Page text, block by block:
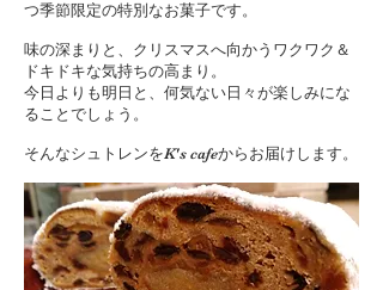
つ季節限定の特別なお菓子です。
味の深まりと、クリスマスへ向かうワクワク＆
ドキドキな気持ちの高まり。
今日よりも明日と、何気ない日々が楽しみにな
ることでしょう。
​そんなシュトレンをK's cafeからお届けします。